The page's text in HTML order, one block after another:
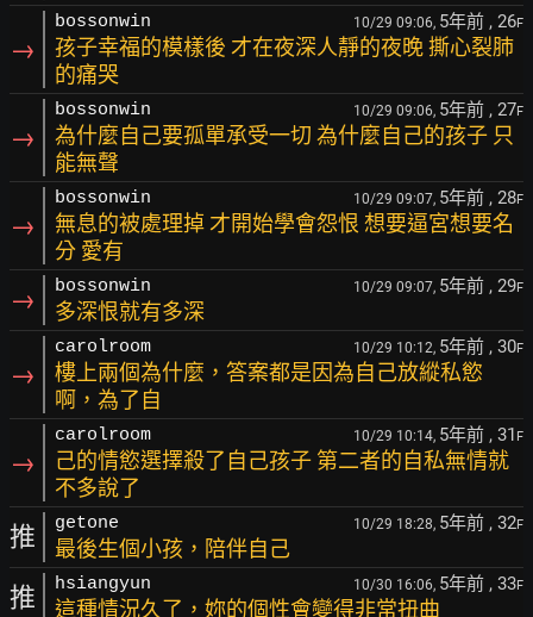
→
bossonwin 10/29 09:06, 5年前 , 26F
孩子幸福的模樣後 才在夜深人靜的夜晚 撕心裂肺
的痛哭
→
bossonwin 10/29 09:06, 5年前 , 27F
為什麼自己要孤單承受一切 為什麼自己的孩子 只
能無聲
→
bossonwin 10/29 09:07, 5年前 , 28F
無息的被處理掉 才開始學會怨恨 想要逼宮想要名
分 愛有
→ bossonwin 10/29 09:07, 5年前 , 29F
多深恨就有多深
→
carolroom 10/29 10:12, 5年前 , 30F
樓上兩個為什麼，答案都是因為自己放縱私慾
啊，為了自
→
carolroom 10/29 10:14, 5年前 , 31 F
己的情慾選擇殺了自己孩子 第二者的自私無情就
不多說了
推 getone 10/29 18:28, 5年前 , 32F
最後生個小孩，陪伴自己
推 hsiangyun 10/30 16:06, 5年前 , 33F
這種情況久了，妳的個性會變得非常扭曲